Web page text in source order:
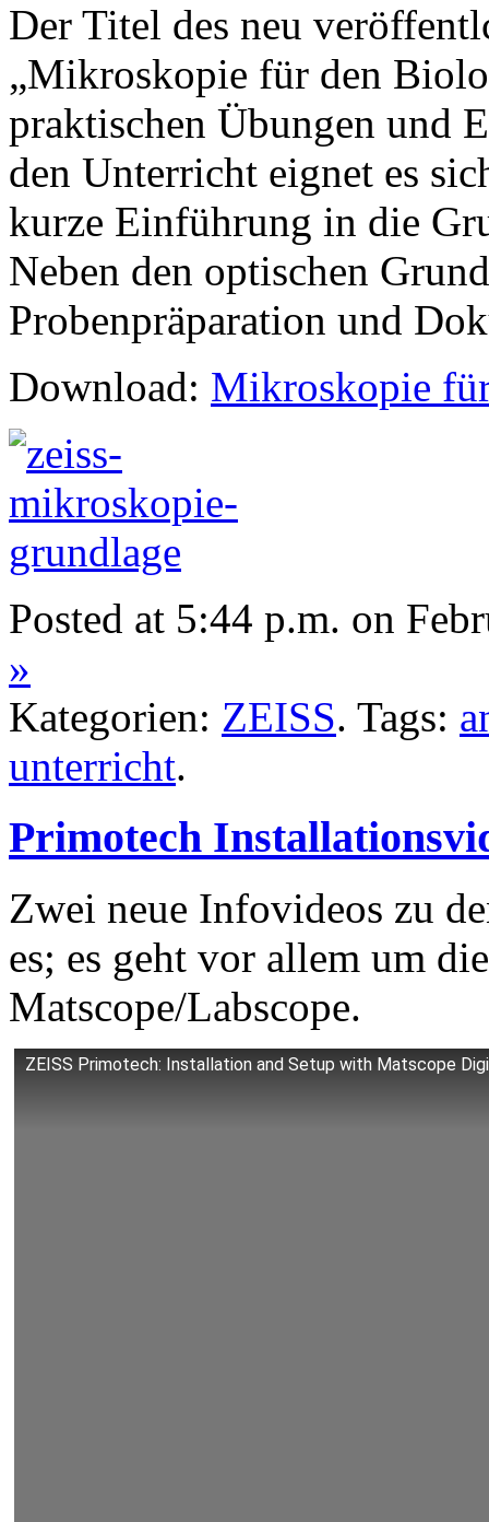
Der Titel des neu
„Mikroskopie für den
praktischen Übungen und
den Unterricht eignet es
kurze Einführung in die
Neben den optischen
Probenpräparation und
Download: Mikroskopie
Posted at 5:44 p.m. on
»
Kategorien: ZEISS. Tags:
unterricht.
Primotech
Zwei neue Infovideos zu
es; es geht vor allem um
Matscope/Labscope.
ZEISS Primotech: Installation and Setup with Matscope